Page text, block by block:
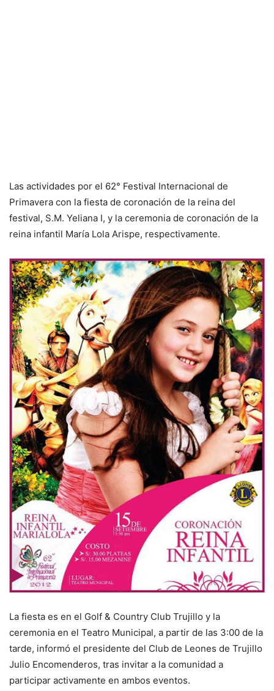
Las actividades por el 62° Festival Internacional de
Primavera con la fiesta de coronación de la reina del
festival, S.M. Yeliana I, y la ceremonia de coronación de la
reina infantil María Lola Arispe, respectivamente.
La fiesta es en el Golf & Country Club Trujillo y la
ceremonia en el Teatro Municipal, a partir de las 3:00 de la
tarde, informó el presidente del Club de Leones de Trujillo
Julio Encomenderos, tras invitar a la comunidad a
participar activamente en ambos eventos.